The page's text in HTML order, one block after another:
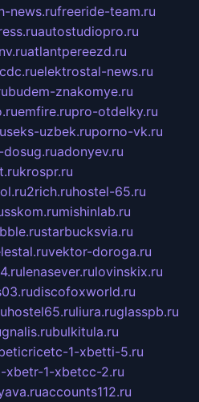
news.rufreeride-team.ru
autostudiopro.ru
atlantpereezd.ru
elektrostal-news.ru
budem-znakomye.ru
emfire.rupro-otdelky.ru
seks-uzbek.ruporno-vk.ru
adonyev.ru
krospr.ru
2rich.ruhostel-65.ru
mishinlab.ru
starbucksvia.ru
vektor-doroga.ru
lenasever.rulovinskix.ru
discofoxworld.ru
hostel65.ruliura.ruglasspb.ru
gnalis.rubulkitula.ru
1-xbetti-5.ru
xbetr-1-xbetcc-2.ru
accounts112.ru